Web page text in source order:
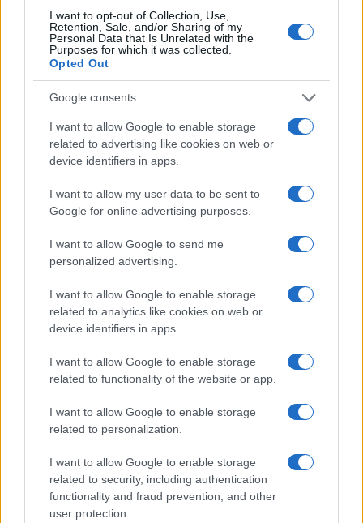
I want to opt-out of Collection, Use,
Retention, Sale, and/or Sharing of my
Personal Data that Is Unrelated with the
Purposes for which it was collected.
Opted Out
Google consents
I want to allow Google to enable storage
related to advertising like cookies on web or
device identifiers in apps.
I want to allow my user data to be sent to
Google for online advertising purposes.
I want to allow Google to send me
personalized advertising.
I want to allow Google to enable storage
related to analytics like cookies on web or
device identifiers in apps.
I want to allow Google to enable storage
related to functionality of the website or app.
I want to allow Google to enable storage
related to personalization.
I want to allow Google to enable storage
related to security, including authentication
functionality and fraud prevention, and other
user protection.
sentimenti di incompiutezza per le opere mai
realizzate. “Fino al giorno prima di essere così,
lavoravo come se avessi 30 anni”, rivela,
evidenziando come la malattia abbia imposto un
punto di svolta imprevisto. Ciò nonostante, non
dimentica i successi e i momenti salienti della sua
carriera, come il suo impegno nell’eccidio di
Sant’Anna di Stazzema, il progetto che più lo ha
reso orgoglioso. “Sono sempre stato
particolarmente privilegiato e fortunato”, riflette.
Le invettive contro il
iconiche per Benetton. Ma anche l’impegno
politico, le invettive contro il centrodestra e gli
innumerevoli insulti. Soprattutto contro Matteo
Salvini o contro la“regina di coattonia”
nel frattempo premier, Giorgia Meloni. Quando
Silvio Berlusconi venne a mancare,Toscani disse
“Penso che la sua morte sia stata una fortuna per
questo paese e non sono l’unico a pensarlo”.